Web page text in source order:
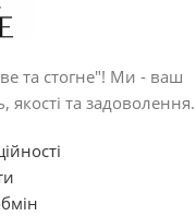
та стогне"! Ми - ваш
якості та задоволення.